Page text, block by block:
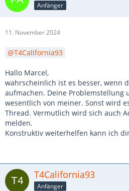
Anfänger
11. November 2024
T4California93
Hallo Marcel,
wahrscheinlich ist es besser, wenn
aufmachen. Deine Problemstellung
wesentlich von meiner. Sonst wird
Thread. Vermutlich wird sich auch
melden.
Konstruktiv weiterhelfen kann ich
T4California93
Anfänger